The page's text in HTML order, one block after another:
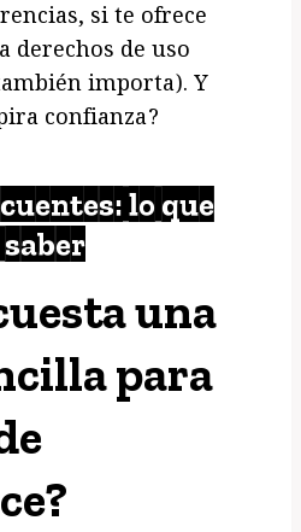
si te ofrece
derechos de uso
importa). Y
confianza?
lo que
una
para